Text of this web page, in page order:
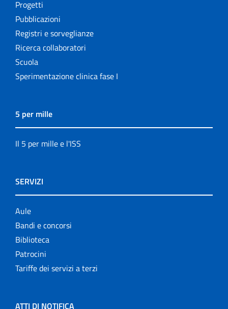
Progetti
Pubblicazioni
Registri e sorveglianze
Ricerca collaboratori
Scuola
Sperimentazione clinica fase I
5 per mille
Il 5 per mille e l'ISS
SERVIZI
Aule
Bandi e concorsi
Biblioteca
Patrocini
Tariffe dei servizi a terzi
ATTI DI NOTIFICA